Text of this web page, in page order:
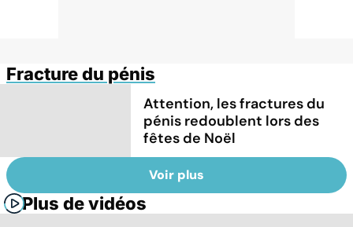
Fracture du pénis
Attention, les fractures du
pénis redoublent lors des
fêtes de Noël
Voir plus
Plus de vidéos